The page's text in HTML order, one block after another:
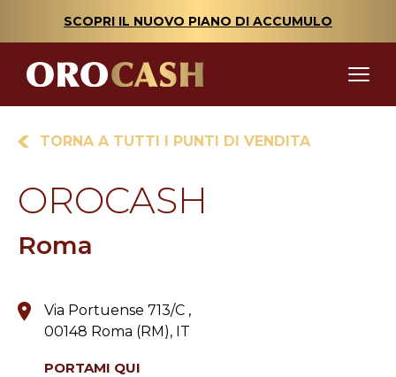
SCOPRI IL NUOVO PIANO DI ACCUMULO
TORNA A TUTTI I PUNTI DI VENDITA
OROCASH
Roma
Via Portuense 713/C ,
00148 Roma (RM), IT
PORTAMI QUI